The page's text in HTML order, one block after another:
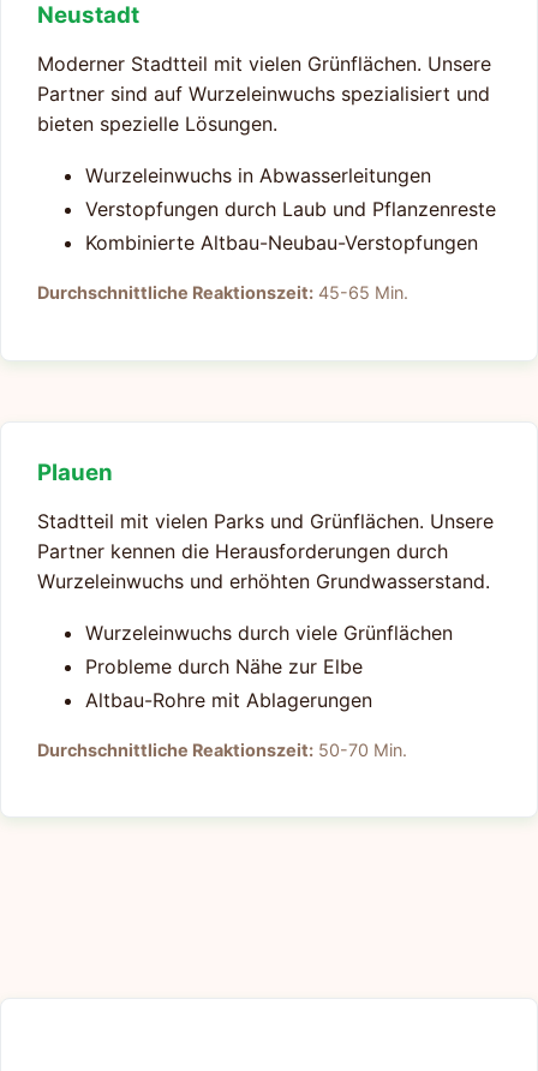
Neustadt
Moderner Stadtteil mit vielen Grünflächen. Unsere
Partner sind auf Wurzeleinwuchs spezialisiert und
bieten spezielle Lösungen.
Wurzeleinwuchs in Abwasserleitungen
Verstopfungen durch Laub und Pflanzenreste
Kombinierte Altbau-Neubau-Verstopfungen
Durchschnittliche Reaktionszeit: 45-65 Min.
Plauen
Stadtteil mit vielen Parks und Grünflächen. Unsere
Partner kennen die Herausforderungen durch
Wurzeleinwuchs und erhöhten Grundwasserstand.
Wurzeleinwuchs durch viele Grünflächen
Probleme durch Nähe zur Elbe
Altbau-Rohre mit Ablagerungen
Durchschnittliche Reaktionszeit: 50-70 Min.